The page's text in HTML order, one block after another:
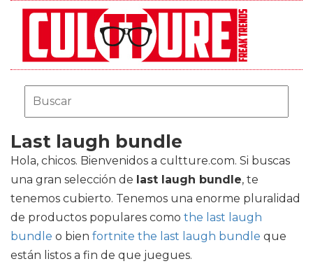
Last laugh bundle
Hola, chicos. Bienvenidos a cultture.com. Si buscas
una gran selección de last laugh bundle, te
tenemos cubierto. Tenemos una enorme pluralidad
de productos populares como the last laugh
bundle o bien fortnite the last laugh bundle que
están listos a fin de que juegues.